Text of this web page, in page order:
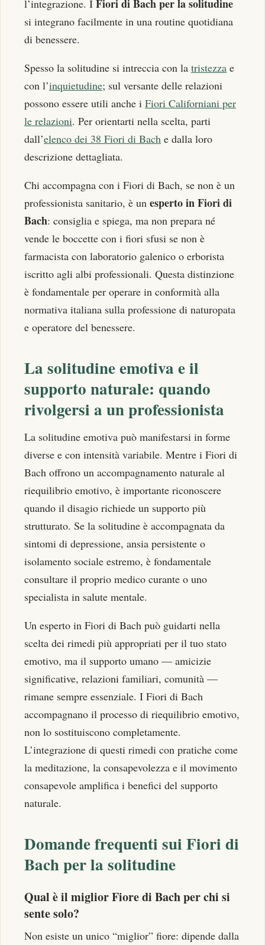
l’integrazione. I Fiori di Bach per la solitudine
si integrano facilmente in una routine quotidiana
di benessere.
Spesso la solitudine si intreccia con la tristezza e
con l’inquietudine; sul versante delle relazioni
possono essere utili anche i Fiori Californiani per
le relazioni. Per orientarti nella scelta, parti
dall’elenco dei 38 Fiori di Bach e dalla loro
descrizione dettagliata.
Chi accompagna con i Fiori di Bach, se non è un
professionista sanitario, è un esperto in Fiori di
Bach: consiglia e spiega, ma non prepara né
vende le boccette con i fiori sfusi se non è
farmacista con laboratorio galenico o erborista
iscritto agli albi professionali. Questa distinzione
è fondamentale per operare in conformità alla
normativa italiana sulla professione di naturopata
e operatore del benessere.
La solitudine emotiva e il
supporto naturale: quando
rivolgersi a un professionista
La solitudine emotiva può manifestarsi in forme
diverse e con intensità variabile. Mentre i Fiori di
Bach offrono un accompagnamento naturale al
riequilibrio emotivo, è importante riconoscere
quando il disagio richiede un supporto più
strutturato. Se la solitudine è accompagnata da
sintomi di depressione, ansia persistente o
isolamento sociale estremo, è fondamentale
consultare il proprio medico curante o uno
specialista in salute mentale.
Un esperto in Fiori di Bach può guidarti nella
scelta dei rimedi più appropriati per il tuo stato
emotivo, ma il supporto umano — amicizie
significative, relazioni familiari, comunità —
rimane sempre essenziale. I Fiori di Bach
accompagnano il processo di riequilibrio emotivo,
non lo sostituiscono completamente.
L’integrazione di questi rimedi con pratiche come
la meditazione, la consapevolezza e il movimento
consapevole amplifica i benefici del supporto
naturale.
Domande frequenti sui Fiori di
Bach per la solitudine
Qual è il miglior Fiore di Bach per chi si
sente solo?
Non esiste un unico “miglior” fiore: dipende dalla